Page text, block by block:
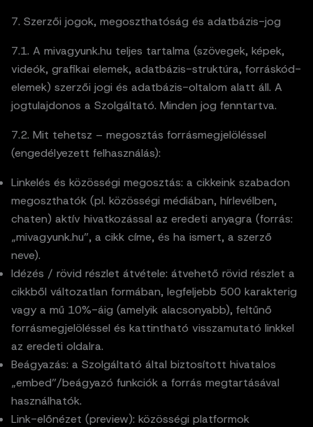
7. Szerzői jogok, megoszthatóság és adatbázis-jog
7.1. A mivagyunk.hu teljes tartalma (szövegek, képek,
videók, grafikai elemek, adatbázis-struktúra, forráskód-
elemek) szerzői jogi és adatbázis-oltalom alatt áll. A
jogtulajdonos a Szolgáltató. Minden jog fenntartva.
7.2. Mit tehetsz – megosztás forrásmegjelöléssel
(engedélyezett felhasználás):
Linkelés és közösségi megosztás: a cikkeink szabadon
megoszthatók (pl. közösségi médiában, hírlevélben,
chaten) aktív hivatkozással az eredeti anyagra (forrás:
„mivagyunk.hu”, a cikk címe, és ha ismert, a szerző
neve).
Idézés / rövid részlet átvétele: átvehető rövid részlet a
cikkből változatlan formában, legfeljebb 500 karakterig
vagy a mű 10%-áig (amelyik alacsonyabb), feltűnő
forrásmegjelöléssel és kattintható visszamutató linkkel
az eredeti oldalra.
Beágyazás: a Szolgáltató által biztosított hivatalos
„embed”/beágyazó funkciók a forrás megtartásával
használhatók.
Link-előnézet (preview): közösségi platformok